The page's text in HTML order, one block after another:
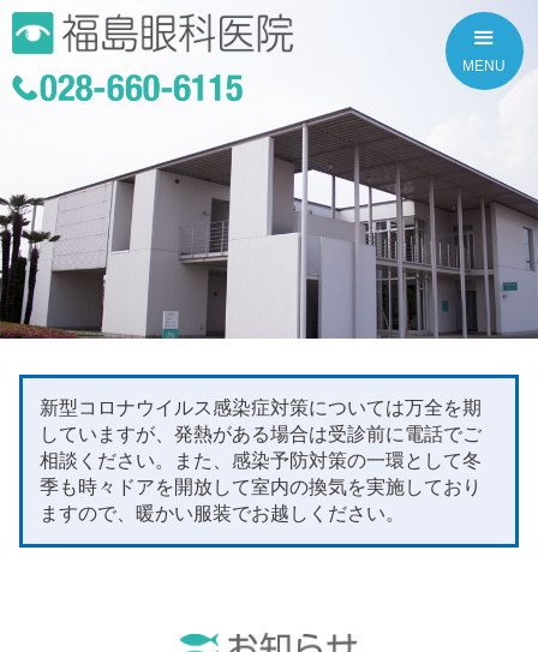
MENU
新型コロナウイルス感染症対策については万全を期
していますが、発熱がある場合は受診前に電話でご
相談ください。また、感染予防対策の一環として冬
季も時々ドアを開放して室内の換気を実施しており
ますので、暖かい服装でお越しください。